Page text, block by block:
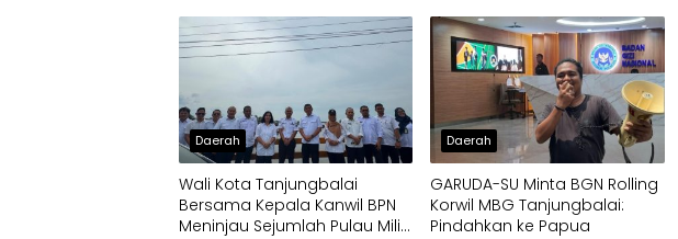
Daerah
Wali Kota Tanjungbalai
Bersama Kepala Kanwil BPN
Meninjau Sejumlah Pulau Milik
Daerah
GARUDA-SU Minta BGN Rolling
Korwil MBG Tanjungbalai:
Pindahkan ke Papua